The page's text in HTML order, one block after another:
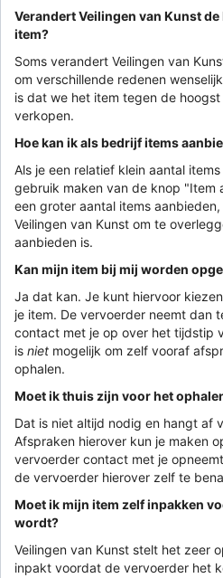
Verandert Veilingen van Kunst
item?
Soms verandert Veilingen van
om verschillende redenen
is dat we het item tegen de
verkopen.
Hoe kan ik als bedrijf items
Als je een relatief klein aantal
gebruik maken van de knop "Item
een groter aantal items
Veilingen van Kunst om te
aanbieden is.
Kan mijn item bij mij worden
Ja dat kan. Je kunt hiervoor
je item. De vervoerder neemt dan
contact met je op over het tijdstip
is niet mogelijk om zelf vooraf
ophalen.
Moet ik thuis zijn voor het
Dat is niet altijd nodig en hangt af
Afspraken hierover kun je maken
vervoerder contact met je
de vervoerder hierover zelf te
Moet ik mijn item zelf inpakken
wordt?
Veilingen van Kunst stelt het zeer
inpakt voordat de vervoerder het